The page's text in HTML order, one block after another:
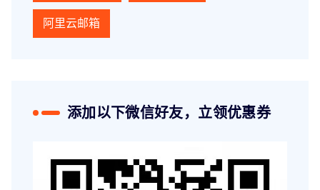
阿里云邮箱
添加以下微信好友，立领优惠券